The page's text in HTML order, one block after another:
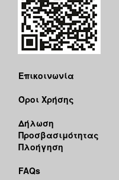
Επικοινωνία
Όροι Χρήσης
Δήλωση
Προσβασιμότητας
Πλοήγηση
FAQs